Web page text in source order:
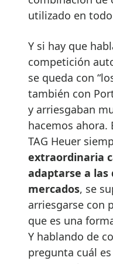
utilizado en
Y si hay que
competición
se queda con
también con
y arriesgaban
hacemos ahora.
TAG Heuer
extraordinaria
adaptarse a las
mercados, se
arriesgarse con
que es una
Y hablando de
pregunta cuál